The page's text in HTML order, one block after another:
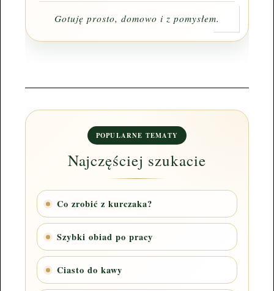
Gotuję prosto, domowo i z pomysłem.
POPULARNE TEMATY
Najczęściej szukacie
Co zrobić z kurczaka?
Szybki obiad po pracy
Ciasto do kawy